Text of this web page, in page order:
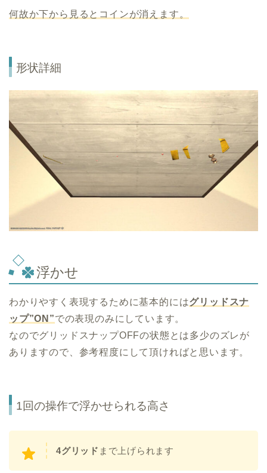
何故か下から 見る とコインが消えます。
形状詳細
浮かせ
わかりやすく表現するために基本的にはグリッドスナ
ップ”ON”での表現のみにしています。
なのでグリッドスナップOFFの状態とは多少のズレが
ありますので、参考程度にして頂ければと思います。
1回の操作で浮かせられる高さ
4グリッド まで上げられます